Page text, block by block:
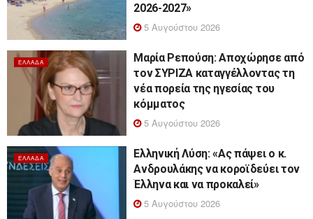
2026-2027»
5 Αυγούστου 2026
ΕΛΛΆΔΑ
Μαρία Ρεπούση: Αποχώρησε από
τον ΣΥΡΙΖΑ καταγγέλλοντας τη
νέα πορεία της ηγεσίας του
κόμματος
5 Αυγούστου 2026
ΕΛΛΆΔΑ
Ελληνική Λύση: «Ας πάψει ο κ.
Ανδρουλάκης να κοροϊδεύει τον
Έλληνα και να προκαλεί»
5 Αυγούστου 2026